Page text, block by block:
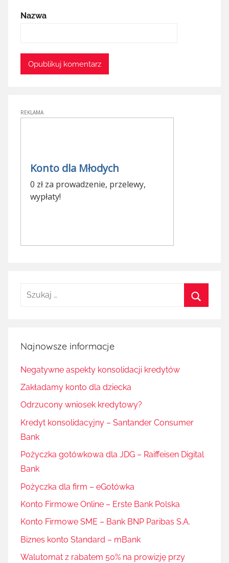
Nazwa
Szukaj:
Najnowsze informacje
Negatywne aspekty konsolidacji kredytów
Zakładamy konto dla dziecka
Odrzucony wniosek kredytowy?
Kredyt konsolidacyjny – Santander Consumer
Bank
Pożyczka gotówkowa dla JDG – Raiffeisen Digital
Bank
Pożyczka dla firm – eGotówka
Konto Firmowe Online – Erste Bank Polska
Konto Firmowe SME – Bank BNP Paribas S.A.
Biznes konto Standard – mBank
Walutomat z rabatem 50% na prowizję przy